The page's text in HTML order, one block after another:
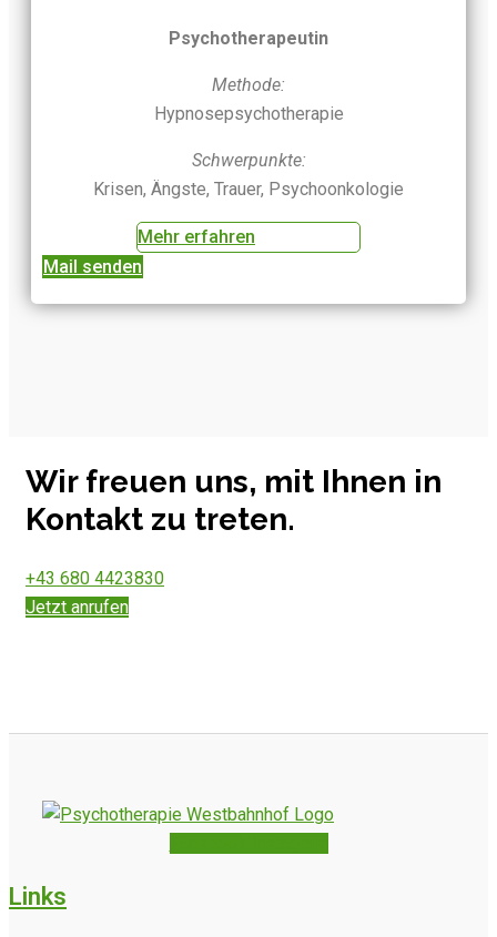
Psychotherapeutin
Methode:
Hypnosepsychotherapie
Schwerpunkte:
Krisen, Ängste, Trauer, Psychoonkologie
Mehr erfahren
Mail senden
Wir freuen uns, mit Ihnen in
Kontakt zu treten.
+43 680 4423830
Jetzt anrufen
Links